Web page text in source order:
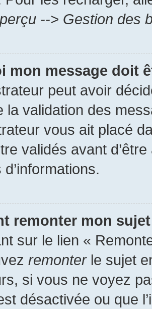
--> Gestion des
mon message doit
peut avoir
la validation des
vous ait placé
validés avant
remonter mon
sur le lien «
remonterle sujet
si vous ne voyez
désactivée ou que